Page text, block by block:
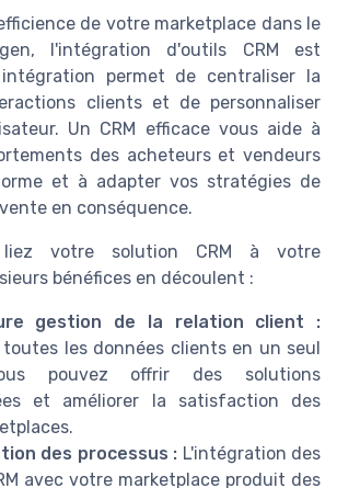
de votre marketplace dans le
l'intégration d'outils CRM est
permet de centraliser la
clients et de personnaliser
Un CRM efficace vous aide à
des acheteurs et vendeurs
et à adapter vos stratégies de
en conséquence.
liez votre solution CRM à votre
bénéfices en découlent :
gestion de la relation client :
les données clients en un seul
pouvez offrir des solutions
et améliorer la satisfaction des
des processus : L'intégration des
avec votre marketplace produit des